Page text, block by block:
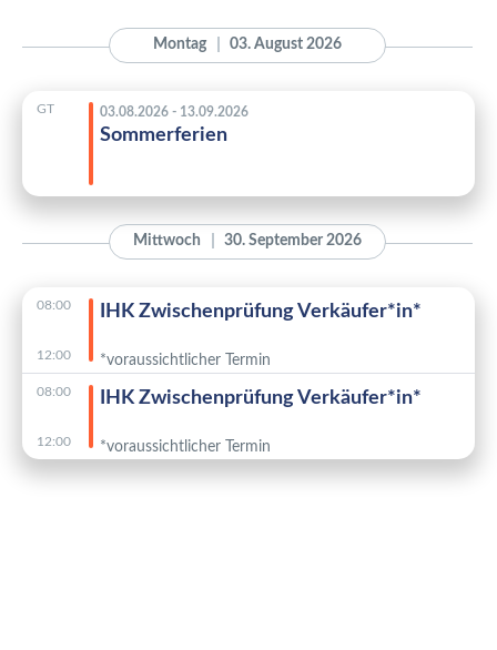
Montag 03. August 2026
GT 03.08.2026 - 13.09.2026
Sommerferien
Mittwoch 30. September 2026
08:00
12:00
IHK Zwischenprüfung Verkäufer*in*
*voraussichtlicher Termin
08:00
12:00
IHK Zwischenprüfung Verkäufer*in*
*voraussichtlicher Termin